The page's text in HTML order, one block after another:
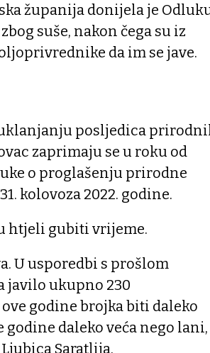
županija donijela je
suše, nakon čega su iz
da im se jave.
posljedica
zaprimaju se u roku od
o proglašenju prirodne
kolovoza 2022. godine.
htjeli gubiti vrijeme.
U usporedbi s prošlom
javilo ukupno 230
godine brojka biti daleko
godine daleko veća nego lani,
Saratlija.